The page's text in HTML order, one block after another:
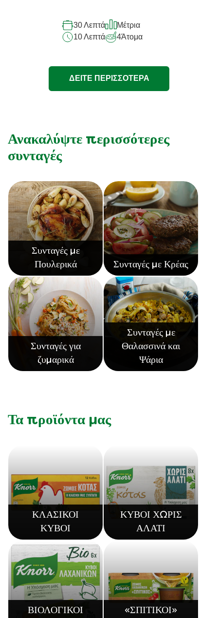
30 Λεπτά
Μέτρια
10 Λεπτά
4Άτομα
ΔΕΙΤΕ ΠΕΡΙΣΣΟΤΕΡΑ
Ανακαλύψτε περισσότερες
συνταγές
Συνταγές με
Πουλερικά
Συνταγές με Κρέας
Συνταγές για
ζυμαρικά
Συνταγές με
Θαλασσινά και
Ψάρια
Τα προϊόντα μας
ΚΛΑΣΙΚΟΙ
ΚΥΒΟΙ
ΚΥΒΟΙ ΧΩΡΙΣ
ΑΛΑΤΙ
ΒΙΟΛΟΓΙΚΟΙ
«ΣΠΙΤΙΚΟΙ»